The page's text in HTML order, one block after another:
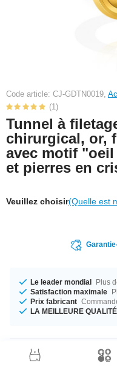
Code article: CJ-GDTN0019,
(1)
Tunnel à
chirurgical, or,
avec motif
et pierres en
Veuillez choisir(Quelle est
Le leader mondial Plus
Satisfaction maximale
Prix fabricant
LA MEILLEURE QUALITÉ